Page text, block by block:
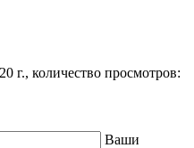
г., количество просмотров:
Ваши